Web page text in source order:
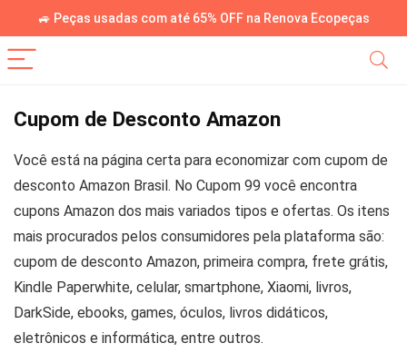
🚙 Peças usadas com até 65% OFF na Renova Ecopeças
Cupom de Desconto Amazon
Você está na página certa para economizar com cupom de
desconto Amazon Brasil. No Cupom 99 você encontra
cupons Amazon dos mais variados tipos e ofertas. Os itens
mais procurados pelos consumidores pela plataforma são:
cupom de desconto Amazon, primeira compra, frete grátis,
Kindle Paperwhite, celular, smartphone, Xiaomi, livros,
DarkSide, ebooks, games, óculos, livros didáticos,
eletrônicos e informática, entre outros.